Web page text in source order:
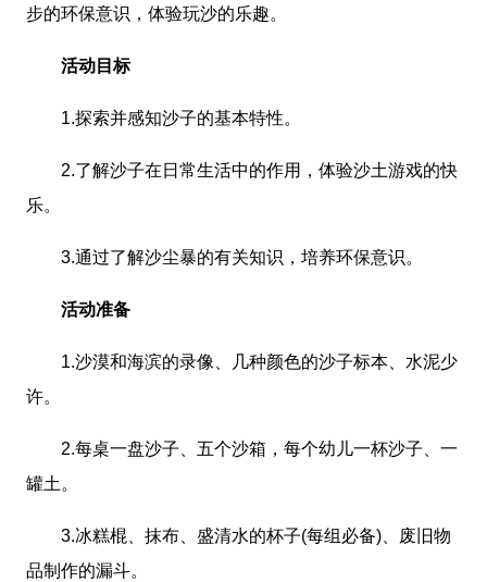
步的环保意识，体验玩沙的乐趣。
活动目标
1.探索并感知沙子的基本特性。
2.了解沙子在日常生活中的作用，体验沙土游戏的快
乐。
3.通过了解沙尘暴的有关知识，培养环保意识。
活动准备
1.沙漠和海滨的录像、几种颜色的沙子标本、水泥少
许。
2.每桌一盘沙子、五个沙箱，每个幼儿一杯沙子、一
罐土。
3.冰糕棍、抹布、盛清水的杯子(每组必备)、废旧物
品制作的漏斗。